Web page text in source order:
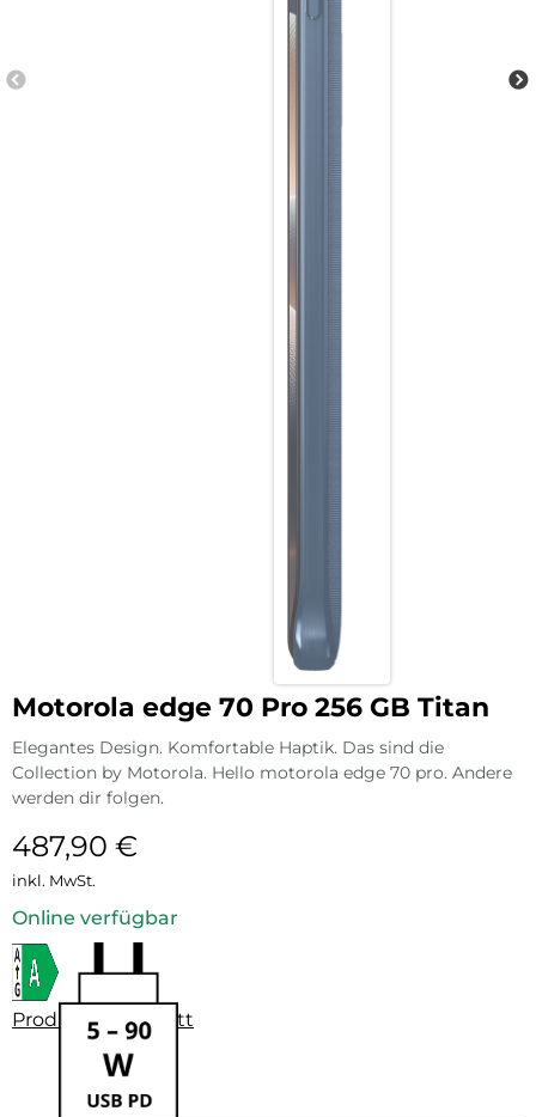
Motorola edge 70 Pro 256 GB Titan
Elegantes Design. Komfortable Haptik. Das sind die
Collection by Motorola. Hello motorola edge 70 pro. Andere
werden dir folgen.
487,90 €
inkl. MwSt.
Online verfügbar
Produktdatenblatt